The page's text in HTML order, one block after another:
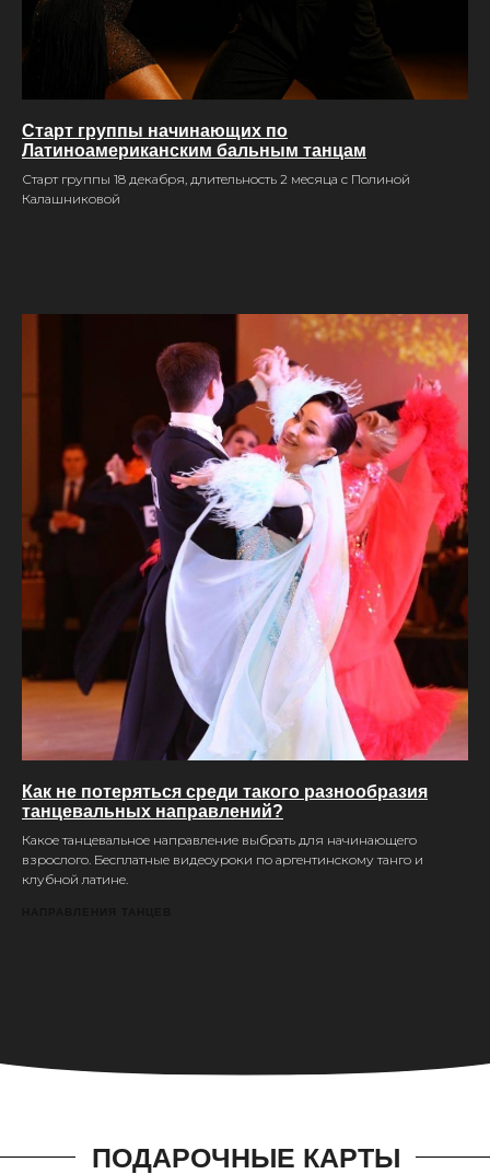
Старт группы начинающих по
Латиноамериканским бальным танцам
Старт группы 18 декабря, длительность 2 месяца с Полиной
Калашниковой
Как не потеряться среди такого разнообразия
танцевальных направлений?
Какое танцевальное направление выбрать для начинающего
взрослого. Бесплатные видеоуроки по аргентинскому танго и
клубной латине.
ПОДАРОЧНЫЕ КАРТЫ